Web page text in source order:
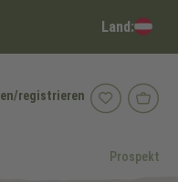
Land:
registrieren
Prospekt